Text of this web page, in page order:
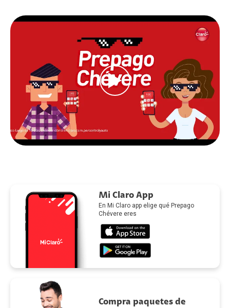
Mi Claro App
En Mi Claro app elige qué Prepago
Chévere eres
Compra paquetes de